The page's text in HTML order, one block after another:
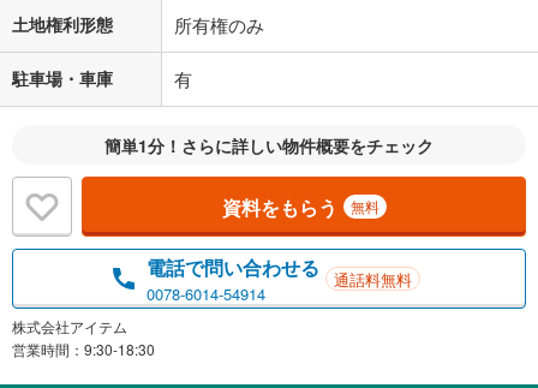
土地権利形態 所有権のみ
駐車場・車庫 有
簡単1分！さらに詳しい物件概要をチェック
資料をもらう 無料
電話で問い合わせる
0078-6014-54914
通話料無料
株式会社アイテム
営業時間：9:30-18:30